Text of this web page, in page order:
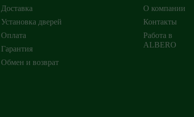
Доставка
Установка дверей
Оплата
Гарантия
Обмен и возврат
О компании
Контакты
Работа в
ALBERO